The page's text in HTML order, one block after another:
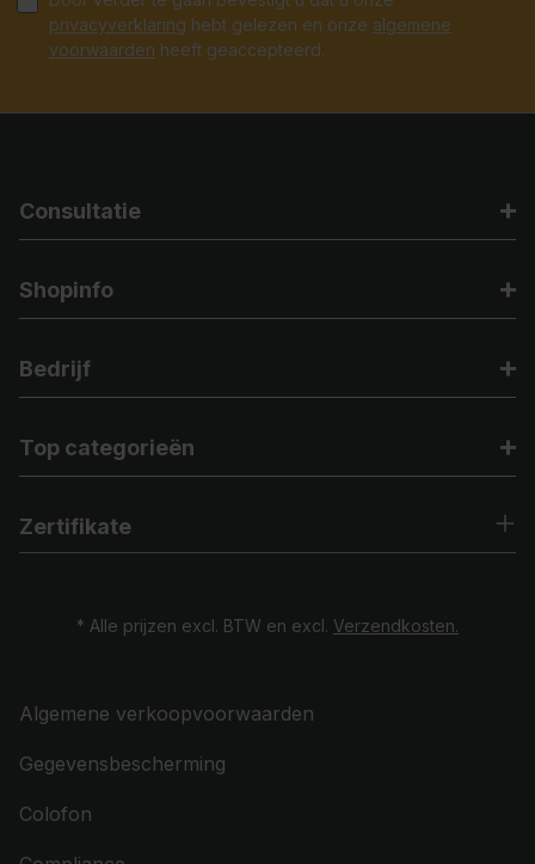
privacyverklaring hebt gelezen en onze algemene
voorwaarden heeft geaccepteerd.
Consultatie
Shopinfo
Bedrijf
Top categorieën
Zertifikate
* Alle prijzen excl. BTW en excl. Verzendkosten.
Algemene verkoopvoorwaarden
Gegevensbescherming
Colofon